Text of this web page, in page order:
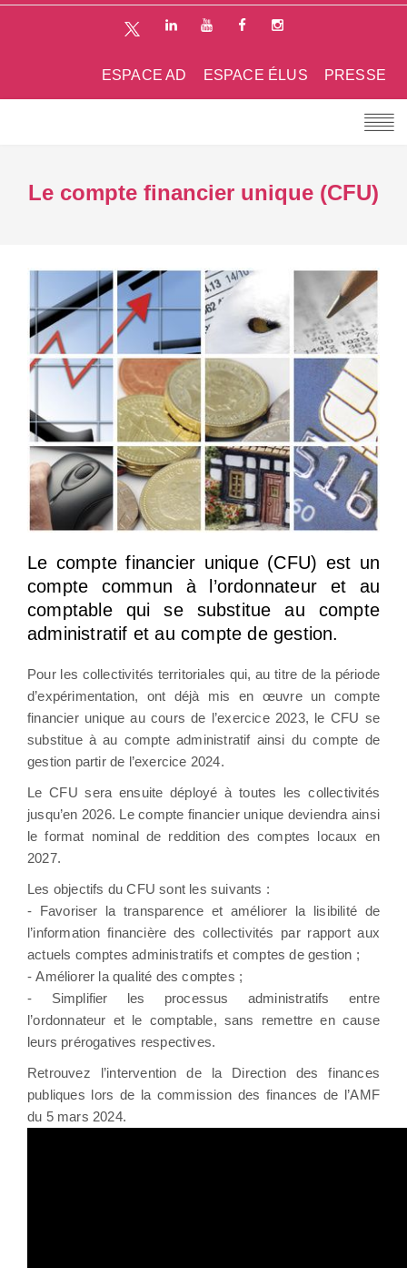
PRESSE
ESPACE ÉLUS
ESPACE AD
Le compte financier unique (CFU)
Le compte financier unique (CFU) est un
compte commun à l’ordonnateur et au
comptable qui se substitue au compte
administratif et au compte de gestion.
Pour les collectivités territoriales qui, au titre de la période
d’expérimentation, ont déjà mis en œuvre un compte
financier unique au cours de l’exercice 2023, le CFU se
substitue à au compte administratif ainsi du compte de
gestion partir de l’exercice 2024.
Le CFU sera ensuite déployé à toutes les collectivités
jusqu’en 2026. Le compte financier unique deviendra ainsi
le format nominal de reddition des comptes locaux en
2027.
Les objectifs du CFU sont les suivants :
- Favoriser la transparence et améliorer la lisibilité de
l’information financière des collectivités par rapport aux
actuels comptes administratifs et comptes de gestion ;
- Améliorer la qualité des comptes ;
- Simplifier les processus administratifs entre
l’ordonnateur et le comptable, sans remettre en cause
leurs prérogatives respectives.
Retrouvez l’intervention de la Direction des finances
publiques lors de la commission des finances de l’AMF
du 5 mars 2024.